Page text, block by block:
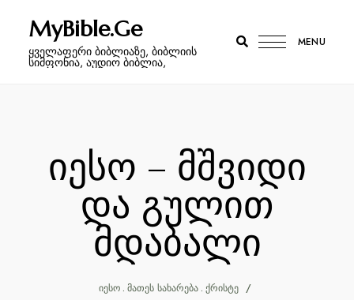
MyBible.Ge
ყველაფერი ბიბლიაზე, ბიბლიის
სიმფონია, აუდიო ბიბლია,
MENU
იესო – მშვიდი
და გულით
მდაბალი
ᲘᲔᲡᲝ ᲛᲐᲗᲔᲡ ᲡᲐᲮᲐᲠᲔᲑᲐ ᲥᲠᲘᲡᲢᲔ